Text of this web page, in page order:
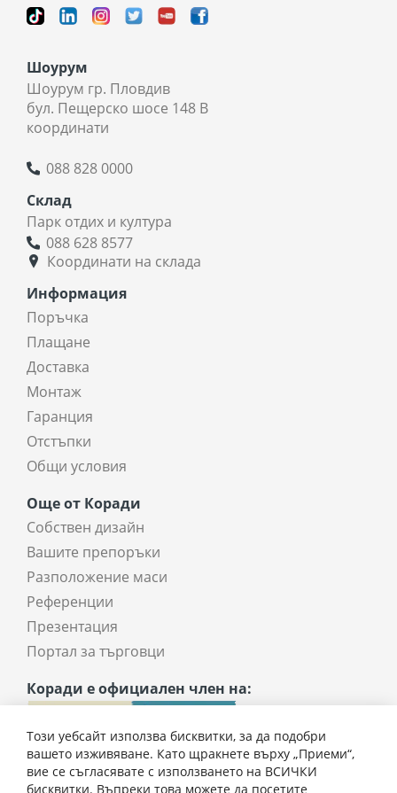
Шоурум
Шоурум гр. Пловдив
бул. Пещерско шосе 148 В
координати
088 828 0000
Склад
Парк отдих и култура
088 628 8577
Координати на склада
Информация
Поръчка
Плащане
Доставка
Монтаж
Гаранция
Отстъпки
Общи условия
Още от Коради
Собствен дизайн
Вашите препоръки
Разположение маси
Референции
Презентация
Портал за търговци
Коради е официален член на:
Този уебсайт използва бисквитки, за да подобри
вашето изживяване. Като щракнете върху „Приеми“,
вие се съгласявате с използването на ВСИЧКИ
бисквитки. Въпреки това можете да посетите